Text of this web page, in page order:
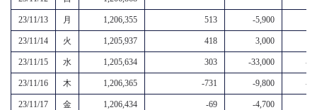
23/11/13 月 1,206,355 513 -5,900
23/11/14 火 1,205,937 418 3,000
23/11/15 水 1,205,634 303 -33,000 -
23/11/16 木 1,206,365 -731 -9,800 -
23/11/17 金 1,206,434 -69 -4,700